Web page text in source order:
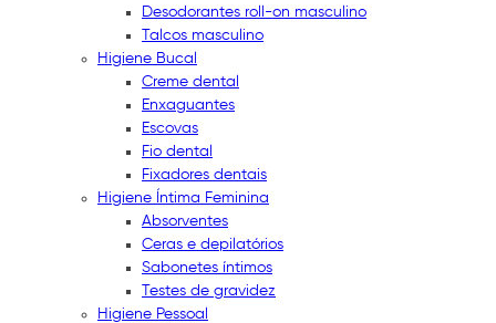
Desodorantes roll-on masculino
Talcos masculino
Higiene Bucal
Creme dental
Enxaguantes
Escovas
Fio dental
Fixadores dentais
Higiene Íntima Feminina
Absorventes
Ceras e depilatórios
Sabonetes íntimos
Testes de gravidez
Higiene Pessoal